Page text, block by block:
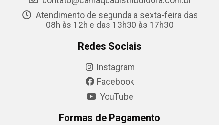
Atendimento de segunda a sexta-feira das
08h às 12h e das 13h30 às 17h30
Redes Sociais
Instagram
Facebook
YouTube
Formas de Pagamento